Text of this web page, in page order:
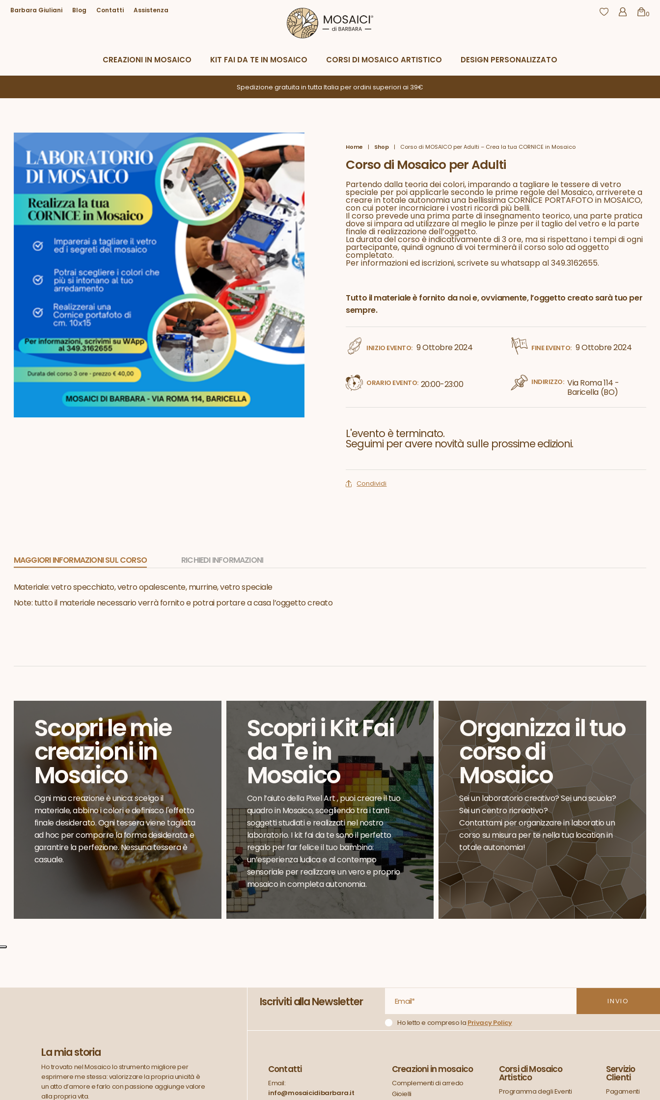
Hai bisogno di Aiuto? Metodi di spedizione
Whatsapp
Barbara Giuliani Blog Contatti Assistenza 0
CREAZIONI IN MOSAICO KIT FAI DA TE IN MOSAICO CORSI DI MOSAICO ARTISTICO DESIGN PERSONALIZZATO
Spedizione gratuita in tutta Italia per ordini superiori ai 39€
Home | Shop | Corso di MOSAICO per Adulti – Crea la tua CORNICE in Mosaico
Corso di Mosaico per Adulti
Partendo dalla teoria dei colori, imparando a tagliare le tessere di vetro
speciale per poi applicarle secondo le prime regole del Mosaico, arriverete a
creare in totale autonomia una bellissima CORNICE PORTAFOTO in MOSAICO,
con cui poter incorniciare i vostri ricordi più belli.
Il corso prevede una prima parte di insegnamento teorico, una parte pratica
dove si impara ad utilizzare al meglio le pinze per il taglio del vetro e la parte
finale di realizzazione dell’oggetto.
La durata del corso è indicativamente di 3 ore, ma si rispettano i tempi di ogni
partecipante, quindi ognuno di voi terminerà il corso solo ad oggetto
completato.
Per informazioni ed iscrizioni, scrivete su whatsapp al 349.3162655.
Tutto il materiale è fornito da noi e, ovviamente, l’oggetto creato sarà tuo per
sempre.
INIZIO EVENTO: 9 Ottobre 2024 FINE EVENTO: 9 Ottobre 2024
ORARIO EVENTO: 20:00-23:00 INDIRIZZO: Via Roma 114 -
Baricella (BO)
L'evento è terminato.
Seguimi per avere novità sulle prossime edizioni.
Condividi
MAGGIORI INFORMAZIONI SUL CORSO RICHIEDI INFORMAZIONI
Materiale: vetro specchiato, vetro opalescente, murrine, vetro speciale
Note: tutto il materiale necessario verrà fornito e potrai portare a casa l’oggetto creato
Scopri le mie
creazioni in
Mosaico
Ogni mia creazione è unica: scelgo il
materiale, abbino i colori e definisco l'effetto
finale desiderato. Ogni tessera viene tagliata
ad hoc per comporre la forma desiderata e
garantire la perfezione. Nessuna tessera è
casuale.
Scopri i Kit Fai
da Te in
Mosaico
Con l’aiuto della Pixel Art , puoi creare il tuo
quadro in Mosaico, scegliendo tra i tanti
soggetti studiati e realizzati nel nostro
laboratorio. I kit fai da te sono il perfetto
regalo per far felice il tuo bambino:
un’esperienza ludica e al contempo
sensoriale per realizzare un vero e proprio
mosaico in completa autonomia.
Organizza il tuo
corso di
Mosaico
Sei un laboratorio creativo? Sei una scuola?
Sei un centro ricreativo?
Contattami per organizzare in laboratio un
corso su misura per te nella tua location in
totale autonomia!
La mia storia
Ho trovato nel Mosaico lo strumento migliore per
esprimere me stessa: valorizzare la propria unicità è
un atto d’amore e farlo con passione aggiunge valore
alla propria vita.
Iscriviti alla Newsletter
Ho letto e compreso la Privacy Policy
Contatti
Email:
info@mosaicidibarbara.it
Creazioni in mosaico
Complementi di arredo
Gioielli
Corsi di Mosaico
Artistico
Programma degli Eventi
Servizio
Clienti
Pagamenti